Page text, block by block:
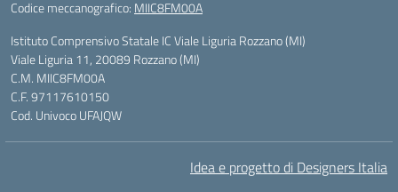
Codice meccanografico: MIIC8FM00A
Istituto Comprensivo Statale IC Viale Liguria Rozzano (MI)
Viale Liguria 11, 20089 Rozzano (MI)
C.M. MIIC8FM00A
C.F. 97117610150
Cod. Univoco UFAJQW
Idea e progetto di Designers Italia